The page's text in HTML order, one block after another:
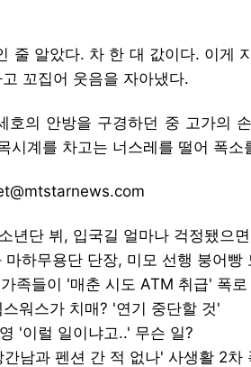
줄 알았다. 차 한 대 값이다. 이게
꼬집어 웃음을 자아냈다.
호의 안방을 구경하던 중 고가의
시계를 차고는 너스레를 떨어 폭소
년단 뷔, 입국길 얼마나 걱정됐으
마하무용단 단장, 미모 선행 붕어빵
족들이 '매춘 시도 ATM 취급' 폭
워스가 치매? '연기 중단할 것'
'이럴 일이냐고..' 무슨 일?
남과 펜션 간 적 없나' 사생활 2차